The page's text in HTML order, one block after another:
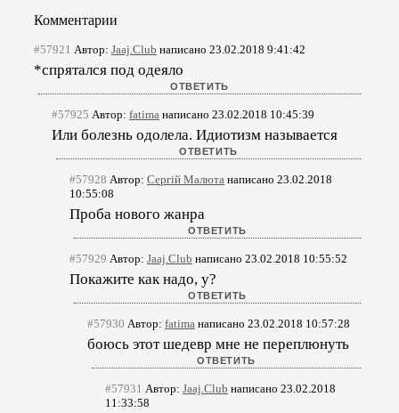
Комментарии
#57921 Автор: Jaaj.Club написано 23.02.2018 9:41:42
*спрятался под одеяло
#57925 Автор: fatima написано 23.02.2018 10:45:39
Или болезнь одолела. Идиотизм называется
#57928 Автор: Сергій Малюта написано 23.02.2018
10:55:08
Проба нового жанра
#57929 Автор: Jaaj.Club написано 23.02.2018 10:55:52
Покажите как надо, у?
#57930 Автор: fatima написано 23.02.2018 10:57:28
боюсь этот шедевр мне не переплюнуть
#57931 Автор: Jaaj.Club написано 23.02.2018
11:33:58